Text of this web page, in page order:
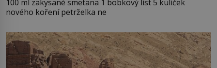
100 ml zakysané smetana 1 bobkový list 5 kuliček
nového koření petrželka ne